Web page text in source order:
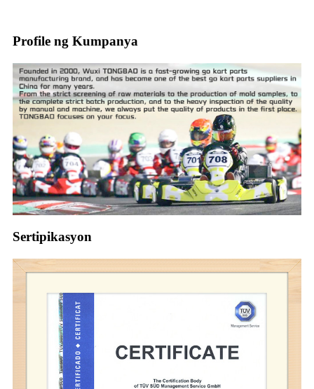
Profile ng Kumpanya
Sertipikasyon